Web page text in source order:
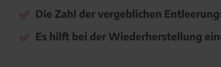
Die Zahl der vergeblichen
Es hilft bei der Wiederherstellung